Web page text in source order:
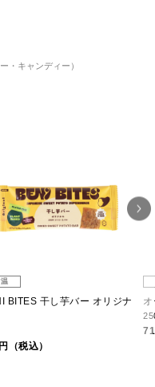
・キャンディー）
BITES 干し芋バー オリジナ
（税込）